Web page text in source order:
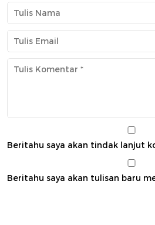
Beritahu saya akan tindak lanjut
Beritahu saya akan tulisan baru